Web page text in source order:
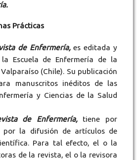
Prácticas
de Enfermería,es editada y
Escuela de Enfermería de la
(Chile). Su publicación
manuscritos inéditos de las
y Ciencias de la Salud
de Enfermería,tiene por
por la difusión de artículos de
Para tal efecto, el o la
de la revista, el o la revisora